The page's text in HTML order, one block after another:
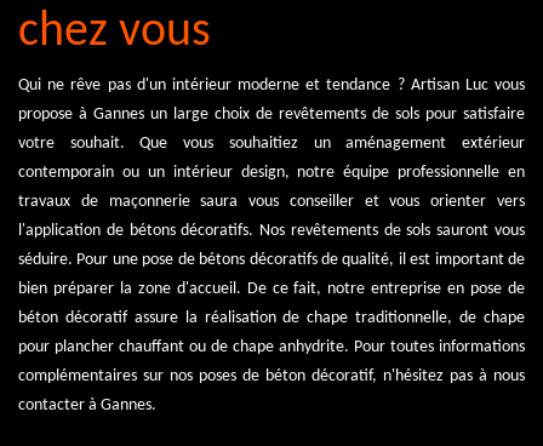
chez vous
Qui ne rêve pas d'un intérieur moderne et tendance ? Artisan Luc vous
propose à Gannes un large choix de revêtements de sols pour satisfaire
votre souhait. Que vous souhaitiez un aménagement extérieur
contemporain ou un intérieur design, notre équipe professionnelle en
travaux de maçonnerie saura vous conseiller et vous orienter vers
l'application de bétons décoratifs. Nos revêtements de sols sauront vous
séduire. Pour une pose de bétons décoratifs de qualité, il est important de
bien préparer la zone d'accueil. De ce fait, notre entreprise en pose de
béton décoratif assure la réalisation de chape traditionnelle, de chape
pour plancher chauffant ou de chape anhydrite. Pour toutes informations
complémentaires sur nos poses de béton décoratif, n'hésitez pas à nous
contacter à Gannes.